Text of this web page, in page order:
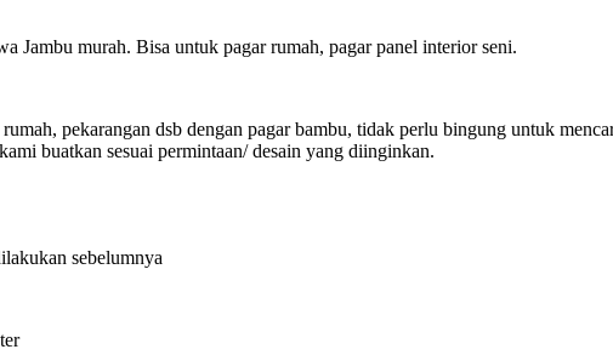
Jambu murah. Bisa untuk pagar rumah, pagar panel interior seni.
pekarangan dsb dengan pagar bambu, tidak perlu bingung untuk
buatkan sesuai permintaan/ desain yang diinginkan.
sebelumnya